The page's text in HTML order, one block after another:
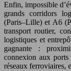
Enfin, impossible
grands corridors
(Paris–Lille) et A6
transport routier,
logistiques et
gagnante :
connexion aux
réseaux ferroviaires,